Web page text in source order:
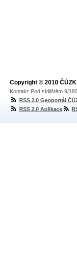
Copyright © 2010
Kontakt: Pod sídlištěm 9/
RSS 2.0 Geoportál
RSS 2.0 Aplikace